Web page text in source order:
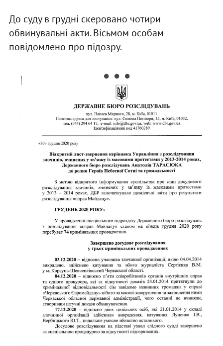
До суду в грудні скеровано чотири
обвинувальні акти. Вісьмом особам
повідомлено про підозру.